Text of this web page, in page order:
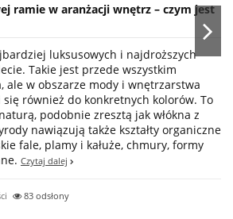
ramie w aranżacji wnętrz – czym jest
luksusowych i najdroższych
Takie jest przede wszystkim
ale w obszarze mody i wnętrzarstwa
również do konkretnych kolorów. To
podobnie zresztą jak włókna z
nawiązują także kształty organiczne
fale, plamy i kałuże, chmury, formy
Czytaj dalej
83 odsłony